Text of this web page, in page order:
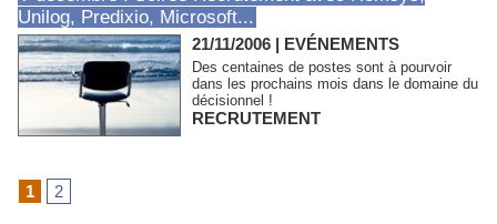
Unilog, Predixio, Microsoft...
21/11/2006 | EVÉNEMENTS
Des centaines de postes sont à pourvoir
dans les prochains mois dans le domaine du
décisionnel !
RECRUTEMENT
1 2